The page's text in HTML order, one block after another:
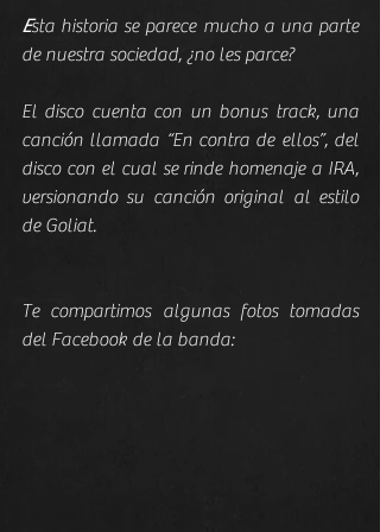
Esta historia se parece mucho a una parte
de nuestra sociedad, ¿no les parce?
El disco cuenta con un bonus track, una
canción llamada “En contra de ellos”, del
disco con el cual se rinde homenaje a IRA,
versionando su canción original al estilo
de Goliat.
Te compartimos algunas fotos tomadas
del Facebook de la banda: